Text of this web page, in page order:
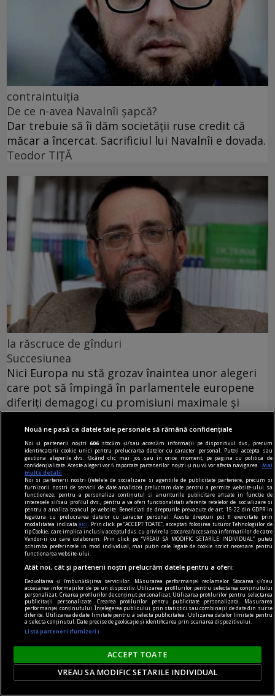
contraintuiția
De ce n-avea Navalnîi șapcă?
Dar trebuie să îi dăm societății ruse credit că
măcar a încercat. Sacrificiul lui Navalnîi e dovada.
Teodor TIŢĂ
la răscruce de gînduri
Succesiunea
Nici Europa nu stă grozav înaintea unor alegeri
care pot să împingă în parlamentele europene
diferiți demagogi cu promisiuni maximale și
capacități mediocre.
Andrei CORNEA
nici așa, nici altminteri
Cum trebuie să fie un președinte
Nu cred în nici o campanie electorală construită
pe negativitate, pe agresiune, pe obsesii strict
individuale.
Nouă ne pasă ca datele tale personale să rămână confidențiale
Noi și partenerii noștri606 stocăm și/sau accesăm informații pe dispozitivul dvs., precum
identificatorii cookie unici pentru prelucrarea datelor cu caracter personal. Puteți accepta sau
gestiona alegerile dvs. făcând clic mai jos sau în orice moment, pe pagina cu politica de
confidențialitate. Aceste alegeri vor fi raportate partenerilor noștri și nu vă vor afecta navigarea.
Mai
multe detalii
Noi si partenerii nostri (retelele de socializare si agentiile de publicitate partenere, precum si
furnizorii nostri de servicii de date analitice) prelucram date pentru a permite website-ului sa
functioneze, pentru a personaliza continutul si anunturile publicitare afisate in functie de
interesele si/sau profilul dvs., pentru a va oferi functionalitati aferente retelelor de socializare si
pentru a analiza traficul pe website. Beneficiati de drepturile prevazute de art. 15-22 din GDPR in
legatura cu prelucrarea datelor cu caracter personal. Aceste drepturi pot fi exercitate prin
modalitatea indicataaici
. Prin click pe “ACCEPT TOATE”, acceptati folosirea tuturor Tehnologiilor de
tip Cookie, care implica inclusiv acceptul dvs. cu privire la stocarea/accesarea informatiilor de catre
Vendor-ii cu care colaboram. Prin click pe “VREAU SA MODIFIC SETARILE INDIVIDUAL” puteti
schimba preferintele in mod individual, mai putin cele legate de cookie strict necesare pentru
functionarea website-ului.
Atât noi, cât și partenerii noștri prelucrăm datele pentru a oferi:
Dezvoltarea și îmbunătățirea serviciilor. Măsurarea performanței reclamelor. Stocarea și/sau
accesarea informațiilor de pe un dispozitiv. Utilizarea profilurilor pentru selectarea conținutului
personalizat. Crearea profilurilor de conținut personalizat. Utilizarea profilurilor pentru selectarea
publicității personalizate. Crearea profilurilor pentru publicitate personalizată. Măsurarea
performanței conținutului. Înțelegerea publicului prin statistici sau combinații de date din surse
diferite. Utilizarea de date limitate pentru a selecta publicitatea. Utilizarea datelor limitate pentru
a selecta conținutul. Date precise de geolocație și identificarea prin scanarea dispozitivului.
Listă parteneri (furnizori)
ACCEPT TOATE
VREAU SA MODIFIC SETARILE INDIVIDUAL